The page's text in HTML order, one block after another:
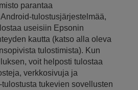
parantaa
tulostusjärjestelmää,
useisiin Epsonin
kautta (katso alla oleva
tulostimista). Kun
voit helposti tulostaa
verkkosivuja ja
tukevien sovellusten